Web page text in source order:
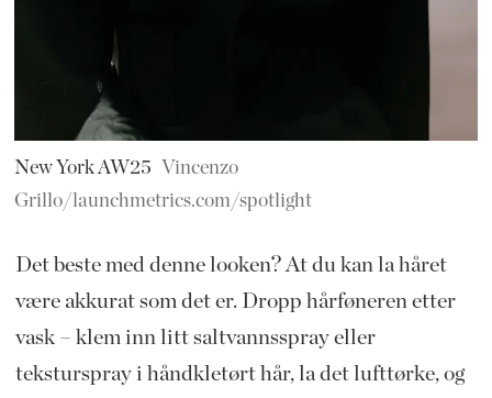
New York AW25
Vincenzo
Grillo/launchmetrics.com/spotlight
Det beste med denne looken? At du kan la håret
være akkurat som det er. Dropp hårføneren etter
vask – klem inn litt saltvannsspray eller
teksturspray i håndkletørt hår, la det lufttørke, og